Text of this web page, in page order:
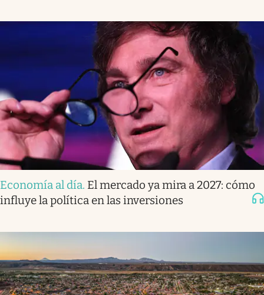
Economía al día. El mercado ya mira a 2027: cómo
influye la política en las inversiones